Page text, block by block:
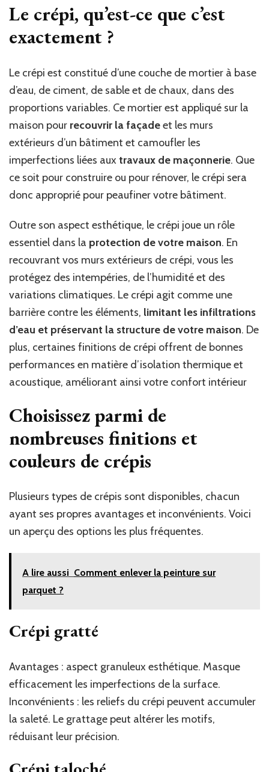
Le crépi, qu’est-ce que c’est
exactement ?
Le crépi est constitué d’une couche de mortier à base
d’eau, de ciment, de sable et de chaux, dans des
proportions variables. Ce mortier est appliqué sur la
maison pour recouvrir la façadeet les murs
extérieurs d’un bâtiment et camoufler les
imperfections liées aux travaux de maçonnerie. Que
ce soit pour construire ou pour rénover, le crépi sera
donc approprié pour peaufiner votre bâtiment.
Outre son aspect esthétique, le crépi joue un rôle
essentiel dans la protection de votre maison. En
recouvrant vos murs extérieurs de crépi, vous les
protégez des intempéries, de l’humidité et des
variations climatiques. Le crépi agit comme une
barrière contre les éléments, limitant les infiltrations
d’eau et préservant la structure de votre maison. De
plus, certaines finitions de crépi offrent de bonnes
performances en matière d’isolation thermique et
acoustique, améliorant ainsi votre confort intérieur
Choisissez parmi de
nombreuses finitions et
couleurs de crépis
Plusieurs types de crépis sont disponibles, chacun
ayant ses propres avantages et inconvénients. Voici
un aperçu des options les plus fréquentes.
A lire aussi Comment enlever la peinture sur
parquet ?
Crépi gratté
Avantages : aspect granuleux esthétique. Masque
efficacement les imperfections de la surface.
Inconvénients : les reliefs du crépi peuvent accumuler
la saleté. Le grattage peut altérer les motifs,
réduisant leur précision.